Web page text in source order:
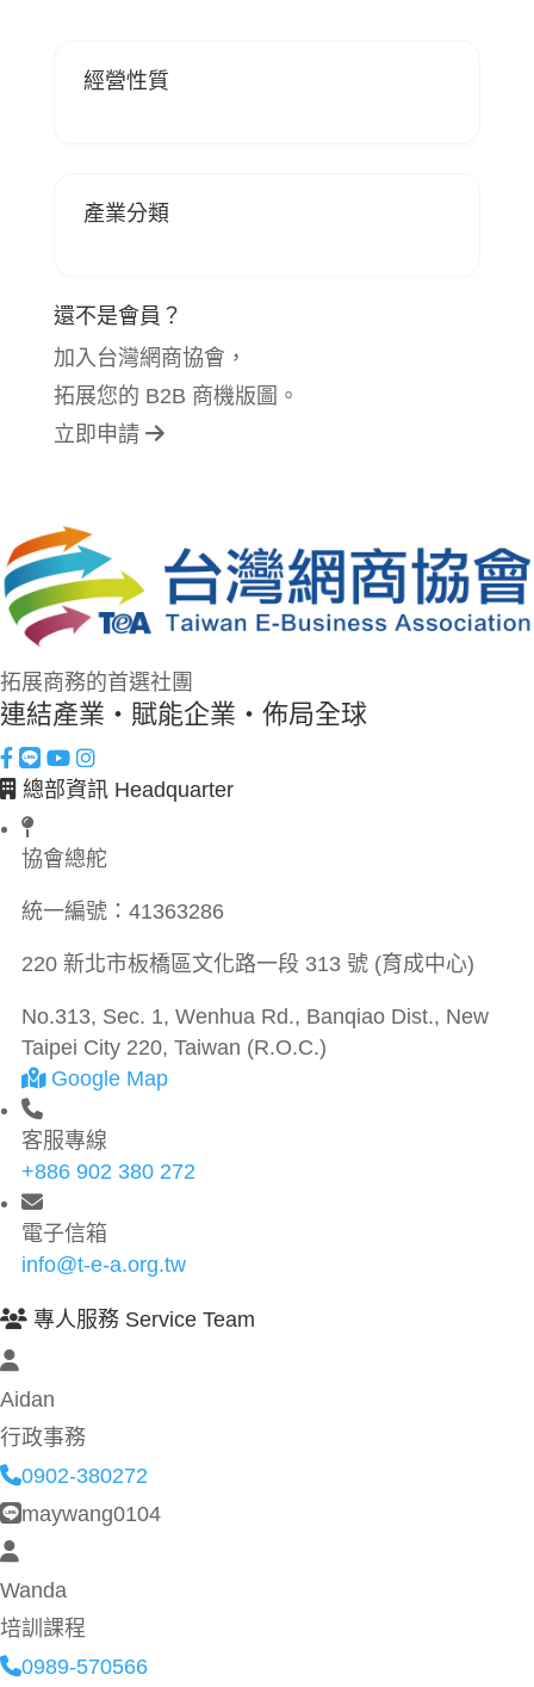
經營性質
產業分類
還不是會員？
加入台灣網商協會，
拓展您的 B2B 商機版圖。
立即申請
拓展商務的首選社團
連結產業・賦能企業・佈局全球
總部資訊 Headquarter
協會總舵
統一編號： 41363286
220 新北市板橋區文化路一段 313 號 (育成中心)
No.313, Sec. 1, Wenhua Rd., Banqiao Dist., New
Taipei City 220, Taiwan (R.O.C.)
Google Map
客服專線
+886 902 380 272
電子信箱
info@t-e-a.org.tw
專人服務 Service Team
Aidan
行政事務
0902-380272
maywang0104
Wanda
培訓課程
0989-570566